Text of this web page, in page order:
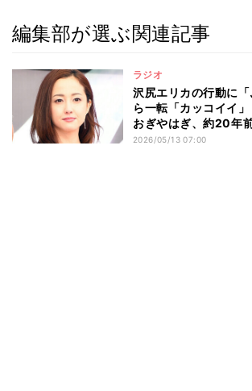
編集部が選ぶ関連記事
ラジオ
沢尻エリカの行動に
ら一転「カッコイイ
おぎやはぎ、約20年
出来事
2026/05/13 07:00